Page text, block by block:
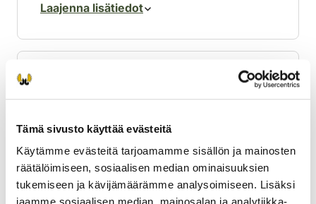
Tämä sivusto käyttää evästeitä
Käytämme evästeitä tarjoamamme sisällön ja mainosten
räätälöimiseen, sosiaalisen median ominaisuuksien
tukemiseen ja kävijämäärämme analysoimiseen. Lisäksi
Laajenna lisätiedot
lumiluolaan helmi-maaliskuussa. Kantoaika
on 11 kk. Tulee sukukypsäksi 3–6-
vuotiaana.